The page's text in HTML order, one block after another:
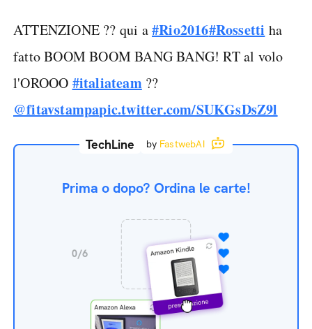
ATTENZIONE ?? qui a#Rio2016#Rossetti ha
fatto BOOM BOOM BANG BANG! RT al volo
l'OROOO #italiateam??
@fitavstampapic.twitter.com/SUKGsDsZ9l
TechLine by FastwebAI
Prima o dopo? Ordina le carte!